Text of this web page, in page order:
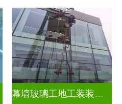
幕墙玻璃工地工装装饰玻璃